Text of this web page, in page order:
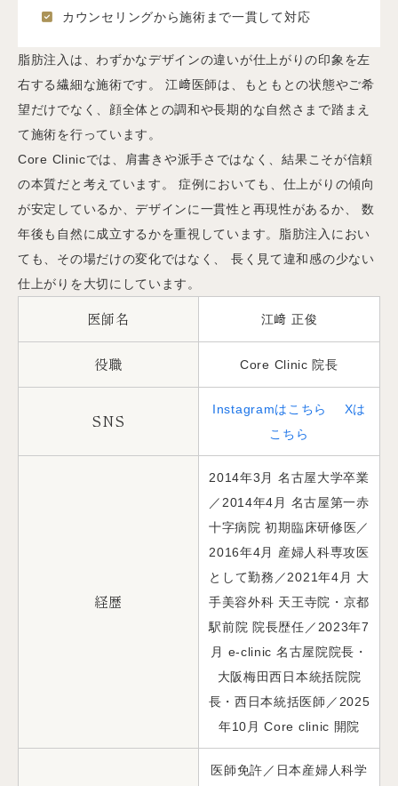
カウンセリングから施術まで一貫して対応
脂肪注入は、わずかなデザインの違いが仕上がりの印象を左
右する繊細な施術です。 江﨑医師は、もともとの状態やご希
望だけでなく、顔全体との調和や長期的な自然さまで踏まえ
て施術を行っています。
Core Clinicでは、肩書きや派手さではなく、結果こそが信頼
の本質だと考えています。 症例においても、仕上がりの傾向
が安定しているか、デザインに一貫性と再現性があるか、 数
年後も自然に成立するかを重視しています。脂肪注入におい
ても、その場だけの変化ではなく、 長く見て違和感の少ない
仕上がりを大切にしています。
医師名 江﨑 正俊
役職 Core Clinic 院長
SNS
Instagramはこちら
Xは
こちら
経歴
2014年3月 名古屋大学卒業
／2014年4月 名古屋第一赤
十字病院 初期臨床研修医／
2016年4月 産婦人科専攻医
として勤務／2021年4月 大
手美容外科 天王寺院・京都
駅前院 院長歴任／2023年7
月 e-clinic 名古屋院院長・
大阪梅田西日本統括院院
長・西日本統括医師／2025
年10月 Core clinic 開院
医師免許／日本産婦人科学